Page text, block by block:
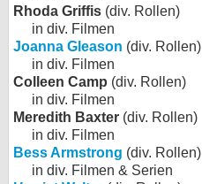
Rhoda Griffis (div. Rollen)
in div. Filmen
Joanna Gleason (div. Rollen)
in div. Filmen
Colleen Camp (div. Rollen)
in div. Filmen
Meredith Baxter (div. Rollen)
in div. Filmen
Bess Armstrong (div. Rollen)
in div. Filmen & Serien